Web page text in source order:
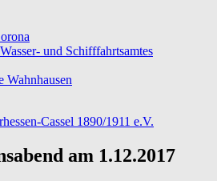
und Schifffahrtsamtes
Wahnhausen
am 1.12.2017